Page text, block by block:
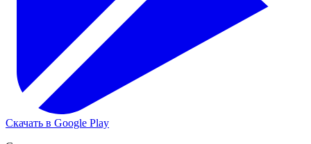
Скачать в Google Play